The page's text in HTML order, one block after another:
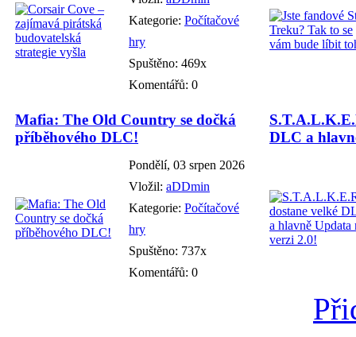
Kategorie: Počítačové
hry
Spuštěno: 469x
Komentářů: 0
Mafia: The Old Country se dočká
příběhového DLC!
Pondělí, 03 srpen 2026
Vložil: aDDmin
Kategorie: Počítačové
hry
Spuštěno: 737x
Komentářů: 0
DLC a